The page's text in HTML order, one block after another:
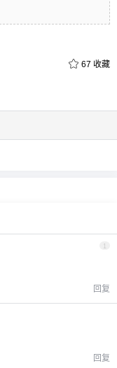
67 收藏
1
回复
回复